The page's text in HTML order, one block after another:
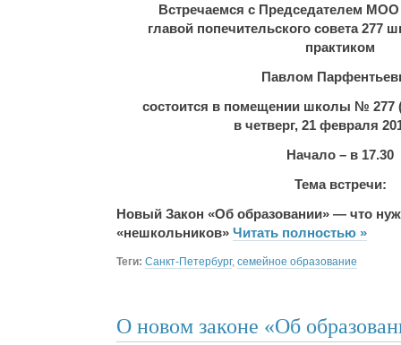
Встречаемся с Председателем МОО
главой попечительского совета
практиком
Павлом
состоится в помещении школы № 277
в четверг, 21 февраля
Начало – в 17.30
Тема встречи:
Новый Закон «Об образовании» — что
«нешкольников» Читать полностью »
Теги: Санкт-Петербург, семейное образование
О новом законе «Об